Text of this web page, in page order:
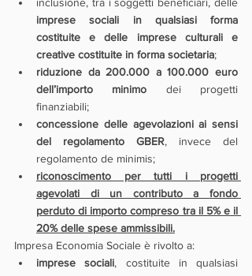
imprese sociali in qualsiasi forma
costituite e delle imprese culturali e
creative costituite in forma societaria;
riduzione da 200.000 a 100.000 euro
dell’importo minimo dei progetti
finanziabili;
concessione delle agevolazioni ai sensi
del regolamento GBER, invece del
regolamento de minimis;
riconoscimento per tutti i progetti
agevolati di un contributo a fondo
perduto di importo compreso tra il 5% e il
20% delle spese ammissibili.
Impresa Economia Sociale è rivolto a:
imprese sociali, costituite in qualsiasi